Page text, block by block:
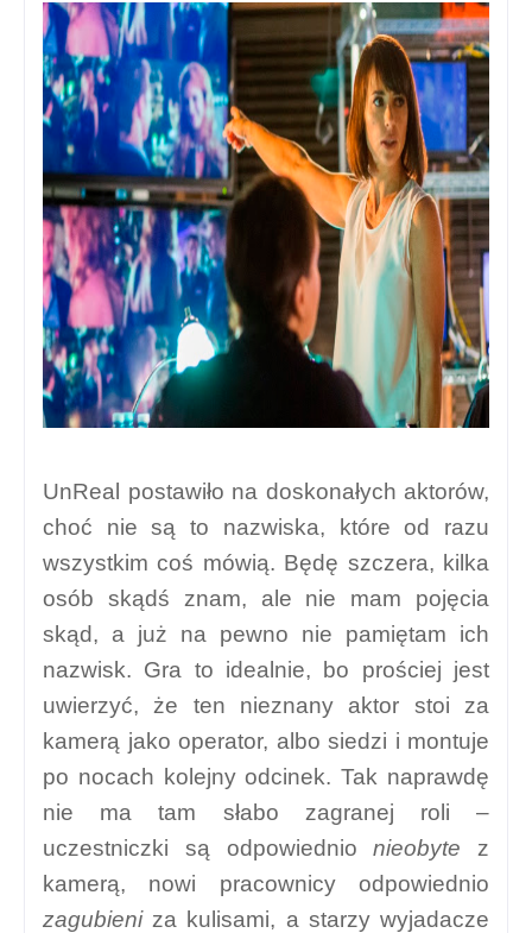
UnReal postawiło na doskonałych aktorów,
choć nie są to nazwiska, które od razu
wszystkim coś mówią. Będę szczera, kilka
osób skądś znam, ale nie mam pojęcia
skąd, a już na pewno nie pamiętam ich
nazwisk. Gra to idealnie, bo prościej jest
uwierzyć, że ten nieznany aktor stoi za
kamerą jako operator, albo siedzi i montuje
po nocach kolejny odcinek. Tak naprawdę
nie ma tam słabo zagranej roli –
uczestniczki są odpowiednionieobyte z
kamerą, nowi pracownicy odpowiednio
zagubieniza kulisami, a starzy wyjadacze